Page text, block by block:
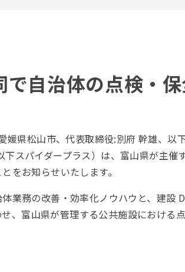
自治体の点検・
県松山市、代表取締役:別府 幹雄、以
下スパイダープラス）は、富山県が主
をお知らせいたします。
業務の改善・効率化ノウハウと、建設
、富山県が管理する公共施設における